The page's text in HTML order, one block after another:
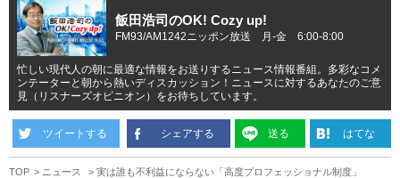
飯田浩司のOK! Cozy up!
FM93/AM1242ニッポン放送 月-金 6:00-8:00
忙しい現代人の朝に最適な情報をお送りするニュース情報番組。多彩なコメ
ンテーターと朝から熱いディスカッション！ニュースに対するあなたのご意
見（リスナーズオピニオン）をお待ちしています。
ツイートする シェアする 送る はてな
TOP ニュース 実は誰も不利益にならない「高度プロフェッショナル制度」